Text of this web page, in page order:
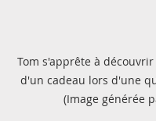
Tom s'apprête à
d'un cadeau lors d'une
(Image générée